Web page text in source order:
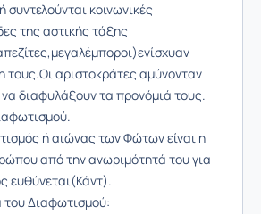
συντελούνται κοινωνικές
της αστικής τάξης
τους.Οι αριστοκράτες αμύνονταν
διαφυλάξουν τα προνόμιά τους.
ή αιώνας των Φώτων είναι η
από την ανωριμότητά του για
ευθύνεται(Κάντ).
του Διαφωτισμού: